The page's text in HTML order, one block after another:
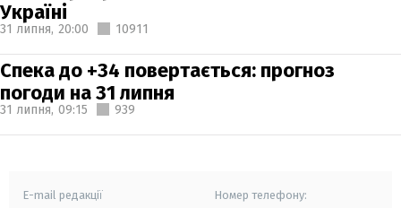
Україні
31 липня, 20:00 10911
Спека до +34 повертається: прогноз
погоди на 31 липня
31 липня, 09:15 939
E-mail редакції Номер телефону: